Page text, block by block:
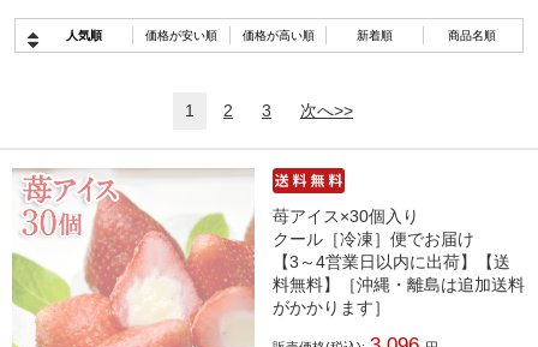
人気順 価格が安い順 価格が高い順 新着順 商品名順
1 2 3 次へ>>
苺アイス×30個入り
クール［冷凍］便でお届け
【3～4営業日以内に出荷】【送
料無料】［沖縄・離島は追加送料
がかかります］